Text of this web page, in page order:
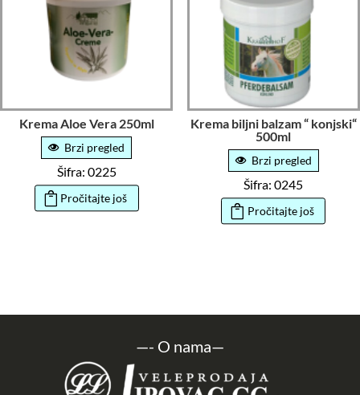
Krema Aloe Vera 250ml
Brzi pregled
Šifra: 0225
Pročitajte još
Krema biljni balzam “ konjski“
500ml
Brzi pregled
Šifra: 0245
Pročitajte još
—- O nama—